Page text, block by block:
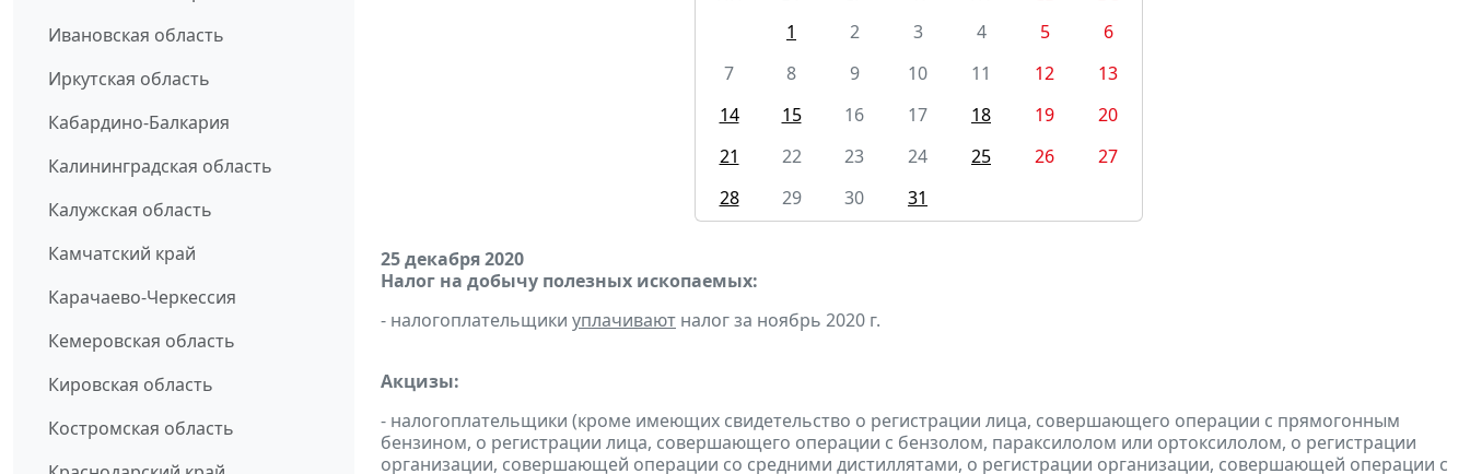
Ивановская область
Иркутская область
Кабардино-Балкария
Калининградская область
Калужская область
Камчатский край
Карачаево-Черкессия
Кемеровская область
Кировская область
Костромская область
1
2 3 4 5
6
7
8 9 10 11 12
13
14
15 16 17 18 19
20
21
22 23 24 25 26
27
28
29 30 31
25 декабря 2020
Налог на добычу полезных ископаемых:
- налогоплательщики уплачивают налог за ноябрь 2020 г.
Акцизы:
- налогоплательщики (кроме имеющих свидетельство о регистрации лица, совершающего операции с прямогонным
бензином, о регистрации лица, совершающего операции с бензолом, параксилолом или ортоксилолом, о регистрации
организации, совершающей операции со средними дистиллятами, о регистрации организации, совершающей операции с